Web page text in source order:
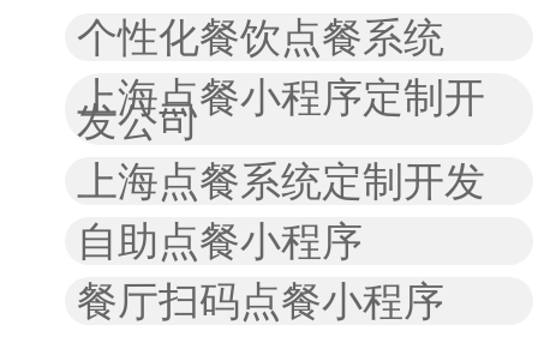
个性化餐饮点餐系统
上海点餐小程序定制开
发公司
上海点餐系统定制开发
自助点餐小程序
餐厅扫码点餐小程序